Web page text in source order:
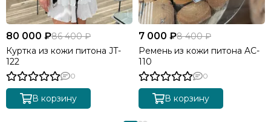
80 000 ₽86 400 ₽
Куртка из кожи питона JT-
122
0
В корзину
7 000 ₽8 400 ₽
Ремень из кожи питона AC-
110
0
В корзину